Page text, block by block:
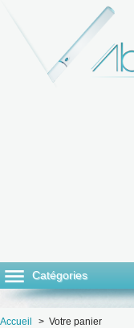
Catégories
Accueil > Votre panier